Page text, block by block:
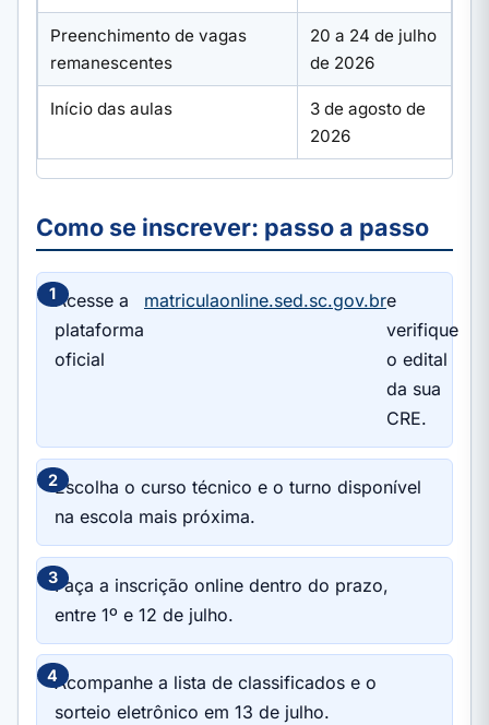
Preenchimento de vagas
remanescentes
20 a 24 de julho
de 2026
Início das aulas
3 de agosto de
2026
Como se inscrever: passo a passo
Acesse a
plataforma
oficial
matriculaonline.sed.sc.gov.bre
verifique
o edital
da sua
CRE.
Escolha o curso técnico e o turno disponível
na escola mais próxima.
Faça a inscrição online dentro do prazo,
entre 1º e 12 de julho.
Acompanhe a lista de classificados e o
sorteio eletrônico em 13 de julho.